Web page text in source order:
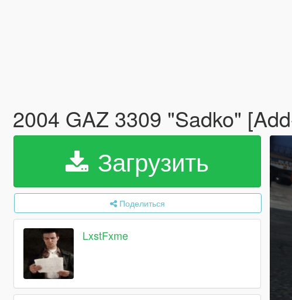
2004 GAZ 3309 "Sadko"
Загрузить
Поделиться
LxstFxme